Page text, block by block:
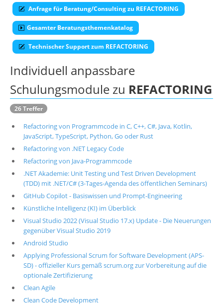
Über uns
Suche
Anfrage für Beratung/Consulting zu REFACTORING
Gesamter Beratungsthemenkatalog
Technischer Support zum REFACTORING
Individuell anpassbare
Schulungsmodule zu REFACTORING
26 Treffer
Refactoring von Programmcode in C, C++, C#, Java, Kotlin,
JavaScript, TypeScript, Python, Go oder Rust
Refactoring von .NET Legacy Code
Refactoring von Java-Programmcode
.NET Akademie: Unit Testing und Test Driven Development
(TDD) mit .NET/C# (3-Tages-Agenda des öffentlichen Seminars)
GitHub Copilot - Basiswissen und Prompt-Engineering
Künstliche Intelligenz (KI) im Überblick
Visual Studio 2022 (Visual Studio 17.x) Update - Die Neuerungen
gegenüber Visual Studio 2019
Android Studio
Applying Professional Scrum for Software Development (APS-
SD) - offizieller Kurs gemäß scrum.org zur Vorbereitung auf die
optionale Zertifizierung
Clean Agile
Clean Code Development